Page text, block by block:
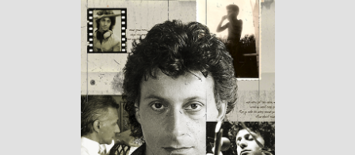
האלבום הראשון, האלבום
השני
הוצאת מתי כספי
הפצת "אור תו" 2025
קראו עוד ←